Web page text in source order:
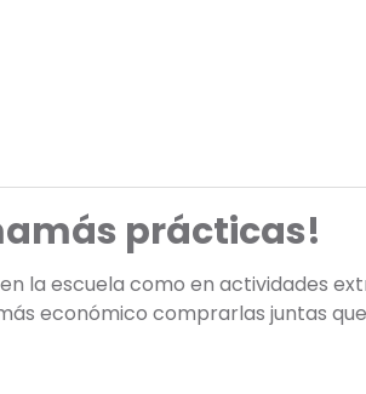
prácticas!
la escuela como en actividades
económico comprarlas juntas